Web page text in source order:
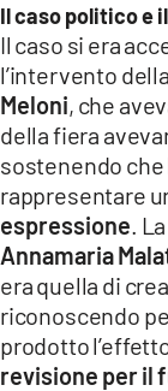
Il caso politico e
Il caso si era
l’intervento
Meloni, che
della fiera
sostenendo
rappresentare
espressione .
Annamaria
era quella di
riconoscendo
prodotto
revisione per il